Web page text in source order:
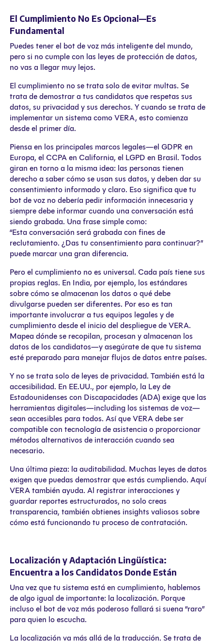
El Cumplimiento No Es Opcional—Es
Fundamental
Puedes tener el bot de voz más inteligente del mundo,
pero si no cumple con las leyes de protección de datos,
no vas a llegar muy lejos.
El cumplimiento no se trata solo de evitar multas. Se
trata de demostrar a tus candidatos que respetas sus
datos, su privacidad y sus derechos. Y cuando se trata de
implementar un sistema como VERA, esto comienza
desde el primer día.
Piensa en los principales marcos legales—el GDPR en
Europa, el CCPA en California, el LGPD en Brasil. Todos
giran en torno a la misma idea: las personas tienen
derecho a saber cómo se usan sus datos, y deben dar su
consentimiento informado y claro. Eso significa que tu
bot de voz no debería pedir información innecesaria y
siempre debe informar cuando una conversación está
siendo grabada. Una frase simple como:
“Esta conversación será grabada con fines de
reclutamiento. ¿Das tu consentimiento para continuar?”
puede marcar una gran diferencia.
Pero el cumplimiento no es universal. Cada país tiene sus
propias reglas. En India, por ejemplo, los estándares
sobre cómo se almacenan los datos o qué debe
divulgarse pueden ser diferentes. Por eso es tan
importante involucrar a tus equipos legales y de
cumplimiento desde el inicio del despliegue de VERA.
Mapea dónde se recopilan, procesan y almacenan los
datos de los candidatos—y asegúrate de que tu sistema
esté preparado para manejar flujos de datos entre países.
Y no se trata solo de leyes de privacidad. También está la
accesibilidad. En EE.UU., por ejemplo, la Ley de
Estadounidenses con Discapacidades (ADA) exige que las
herramientas digitales—including los sistemas de voz—
sean accesibles para todos. Así que VERA debe ser
compatible con tecnología de asistencia o proporcionar
métodos alternativos de interacción cuando sea
necesario.
Una última pieza: la auditabilidad. Muchas leyes de datos
exigen que puedas demostrar que estás cumpliendo. Aquí
VERA también ayuda. Al registrar interacciones y
guardar reportes estructurados, no solo creas
transparencia, también obtienes insights valiosos sobre
cómo está funcionando tu proceso de contratación.
Localización y Adaptación Lingüística:
Encuentra a los Candidatos Donde Están
Una vez que tu sistema está en cumplimiento, hablemos
de algo igual de importante: la localización. Porque
incluso el bot de voz más poderoso fallará si suena “raro”
para quien lo escucha.
La localización va más allá de la traducción. Se trata de